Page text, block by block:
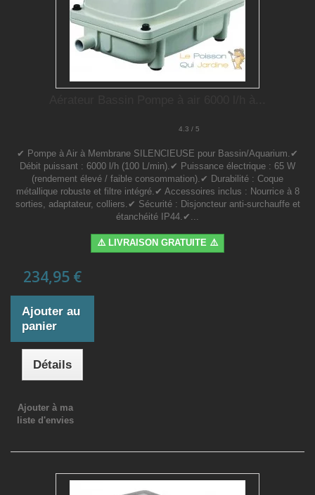
4.3 / 5
✔ Pompe à Air à Membrane SILENCIEUSE pour Bassin/Aquarium.✔
Débit puissant : 6000 l/h (100 L/min).✔ Puissance électrique : 65 W
(rendement élevé / faible consommation).✔ Durabilité : Coque
métallique robuste et filtre intégré.✔ Accessoires inclus : Nourrice à 8
sorties, adaptateur, colliers.✔ Sécurité : Disjoncteur anti-surchauffe et
étanchéité IP44.✔...
⚠️ LIVRAISON GRATUITE ⚠️
234,95 €
Ajouter au
panier
Détails
Ajouter à ma
liste d'envies